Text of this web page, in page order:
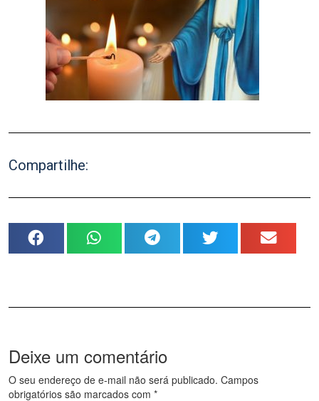
Compartilhe:
Deixe um comentário
O seu endereço de e-mail não será publicado. Campos
obrigatórios são marcados com *